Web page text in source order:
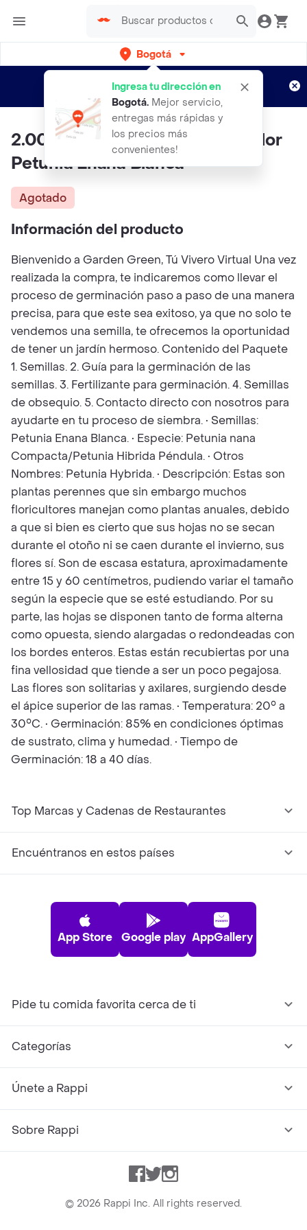
Bogotá
Ingresa tu dirección en
Bogotá. Mejor servicio,
entregas más rápidas y
los precios más
convenientes!
envíos gratis por semanas
Aplican TyC
2.000 Semillas Orgánicas De Flor
Petunia Enana Blanca
Agotado
Información del producto
Bienvenido a Garden Green, Tú Vivero Virtual Una vez
realizada la compra, te indicaremos como llevar el
proceso de germinación paso a paso de una manera
precisa, para que este sea exitoso, ya que no solo te
vendemos una semilla, te ofrecemos la oportunidad
de tener un jardín hermoso. Contenido del Paquete
1. Semillas. 2. Guía para la germinación de las
semillas. 3. Fertilizante para germinación. 4. Semillas
de obsequio. 5. Contacto directo con nosotros para
ayudarte en tu proceso de siembra. • Semillas:
Petunia Enana Blanca. • Especie: Petunia nana
Compacta/Petunia Hibrida Péndula. • Otros
Nombres: Petunia Hybrida. • Descripción: Estas son
plantas perennes que sin embargo muchos
floricultores manejan como plantas anuales, debido
a que si bien es cierto que sus hojas no se secan
durante el otoño ni se caen durante el invierno, sus
flores sí. Son de escasa estatura, aproximadamente
entre 15 y 60 centímetros, pudiendo variar el tamaño
según la especie que se esté estudiando. Por su
parte, las hojas se disponen tanto de forma alterna
como opuesta, siendo alargadas o redondeadas con
los bordes enteros. Estas están recubiertas por una
fina vellosidad que tiende a ser un poco pegajosa.
Las flores son solitarias y axilares, surgiendo desde
el ápice superior de las ramas. • Temperatura: 20° a
30°C. • Germinación: 85% en condiciones óptimas
de sustrato, clima y humedad. • Tiempo de
Germinación: 18 a 40 días.
Top Marcas y Cadenas de Restaurantes
Encuéntranos en estos países
App Store Google play AppGallery
Pide tu comida favorita cerca de ti
Categorías
Únete a Rappi
Sobre Rappi
Facebook
TwitterInstagram
© 2026 Rappi Inc. All rights reserved.